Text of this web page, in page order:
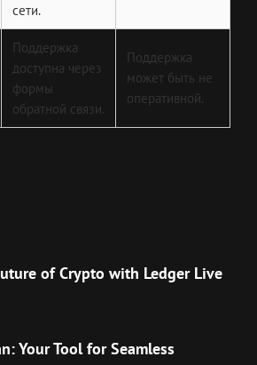
сети.
Поддержка
доступна через
формы
обратной связи.
Поддержка
может быть не
оперативной.
of Crypto with Ledger Live
Your Tool for Seamless